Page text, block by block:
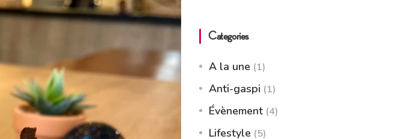
Categories
A la une (1)
Anti-gaspi (1)
Évènement (4)
Lifestyle (5)